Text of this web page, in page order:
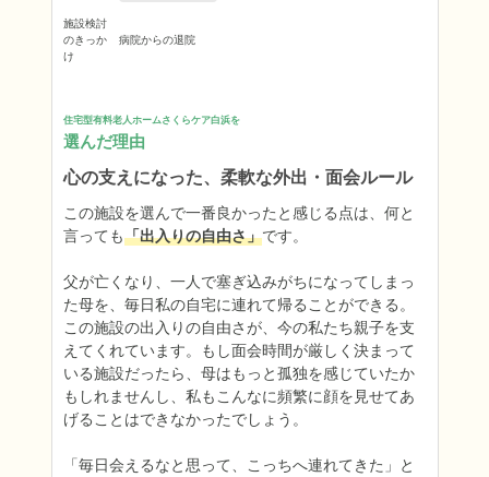
施設検討
のきっか
け
病院からの退院
住宅型有料老人ホームさくらケア白浜を
選んだ理由
心の支えになった、柔軟な外出・面会ルール
この施設を選んで一番良かったと感じる点は、何と
言っても「出入りの自由さ」です。
父が亡くなり、一人で塞ぎ込みがちになってしまっ
た母を、毎日私の自宅に連れて帰ることができる。
この施設の出入りの自由さが、今の私たち親子を支
えてくれています。もし面会時間が厳しく決まって
いる施設だったら、母はもっと孤独を感じていたか
もしれませんし、私もこんなに頻繁に顔を見せてあ
げることはできなかったでしょう。
「毎日会えるなと思って、こっちへ連れてきた」と